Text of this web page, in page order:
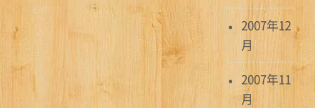
2007年12
月
2007年11
月